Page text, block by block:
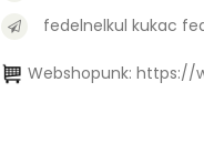
fedelnelkul kukac
Webshopunk: https://